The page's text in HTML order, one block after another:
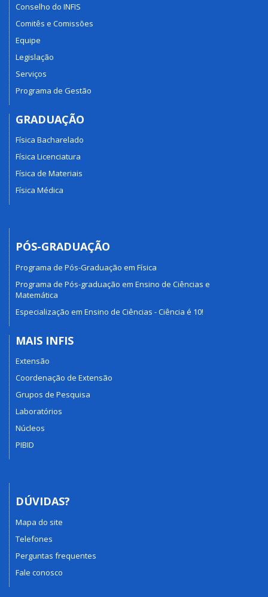
Conselho do INFIS
Comitês e Comissões
Equipe
Legislação
Serviços
Programa de Gestão
GRADUAÇÃO
Física Bacharelado
Física Licenciatura
Física de Materiais
Física Médica
PÓS-GRADUAÇÃO
Programa de Pós-Graduação em Física
Programa de Pós-graduação em Ensino de Ciências e
Matemática
Especialização em Ensino de Ciências - Ciência é 10!
MAIS INFIS
Extensão
Coordenação de Extensão
Grupos de Pesquisa
Laboratórios
Núcleos
PIBID
DÚVIDAS?
Mapa do site
Telefones
Perguntas frequentes
Fale conosco